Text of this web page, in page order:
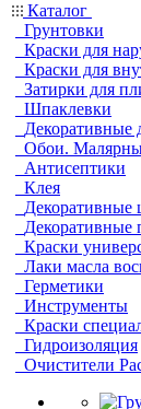
Каталог
Грунтовки
Краски для
Краски для
Затирки для
Шпаклевки
Декоративные
Обои.
Антисептики
Клея
Декоративные
Декоративные
Краски
Лаки масла
Герметики
Инструменты
Краски
Гидроизоляция
Очистители